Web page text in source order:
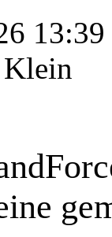
13:39
Klein